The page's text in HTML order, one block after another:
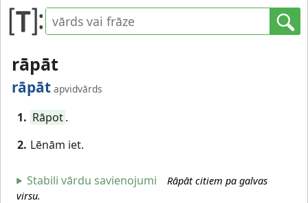
rāpāt
rāpāt apvidvārds
1. Rāpot.
2. Lēnām iet.
Stabili vārdu savienojumi
Rāpāt citiem pa galvas
virsu.